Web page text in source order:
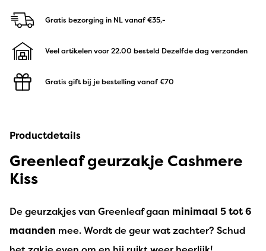
Gratis bezorging in NLvanaf €35,-
Veel artikelen voor 22.00 besteld Dezelfde dag verzonden
Gratis gift bij je bestelling vanaf €70
Productdetails
Greenleaf geurzakje Cashmere
Kiss
De geurzakjes van Greenleaf gaan minimaal 5 tot 6
maanden mee. Wordt de geur wat zachter? Schud